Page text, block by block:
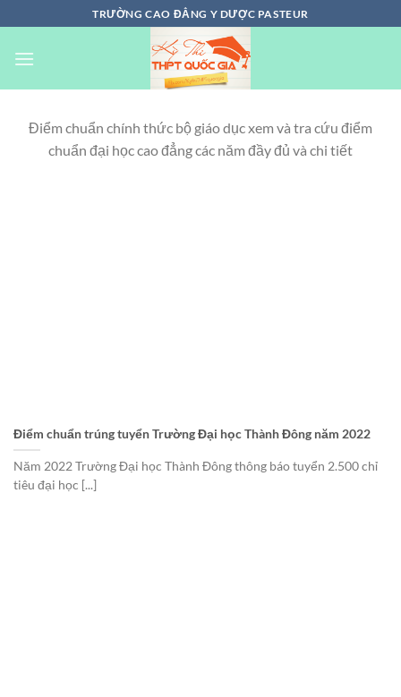
đến
nội
TRƯỜNG CAO ĐẲNG Y DƯỢC PASTEUR
Điểm chuẩn chính thức bộ giáo dục xem và tra cứu điểm
chuẩn đại học cao đẳng các năm đầy đủ và chi tiết
Điểm chuẩn trúng tuyển Trường Đại học Thành Đông năm 2022
Năm 2022 Trường Đại học Thành Đông thông báo tuyển 2.500 chỉ
tiêu đại học [...]